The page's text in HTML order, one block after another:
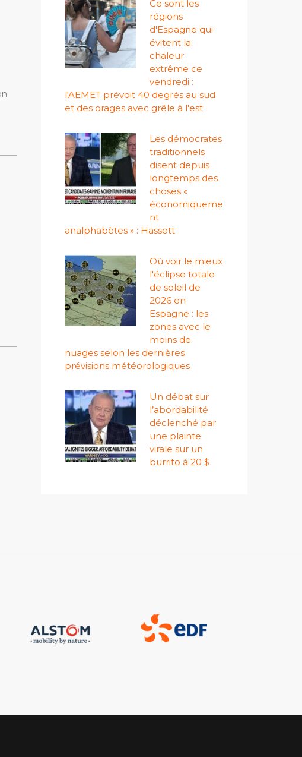
Ce sont les
régions
d'Espagne qui
évitent la
chaleur
extrême ce
vendredi :
l'AEMET prévoit 40 degrés au sud
et des orages avec grêle à l'est
Les démocrates
traditionnels
disent depuis
longtemps des
choses «
économiqueme
nt
analphabètes » : Hassett
Où voir le mieux
l'éclipse totale
de soleil de
2026 en
Espagne : les
zones avec le
moins de
nuages ​​selon les dernières
prévisions météorologiques
Un débat sur
l’abordabilité
déclenché par
une plainte
virale sur un
burrito à 20 $